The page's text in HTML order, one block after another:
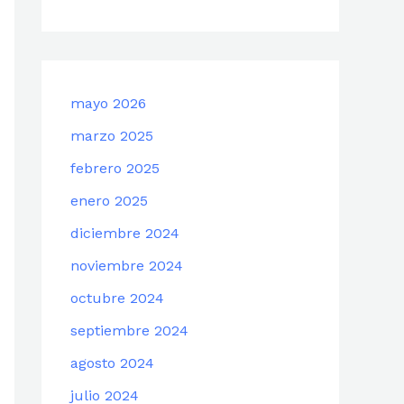
mayo 2026
marzo 2025
febrero 2025
enero 2025
diciembre 2024
noviembre 2024
octubre 2024
septiembre 2024
agosto 2024
julio 2024